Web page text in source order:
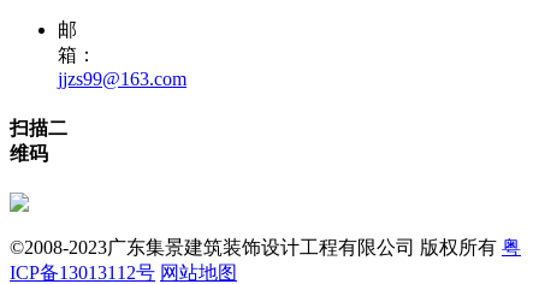
邮
箱：
jjzs99@163.com
扫描二
维码
©2008-2023广东集景建筑装饰设计工程有限公司 版权所有 粤
ICP备13013112号 网站地图